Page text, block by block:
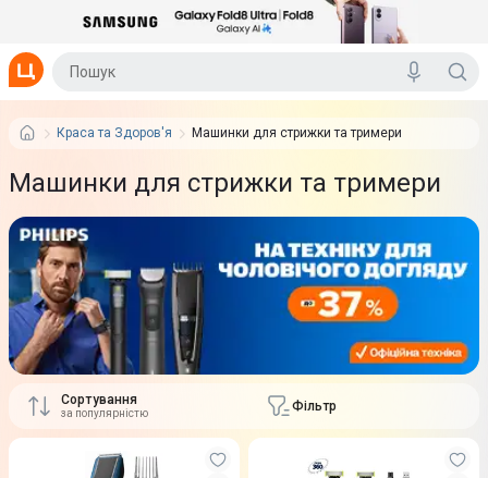
Краса та Здоров'я Машинки для стрижки та тримери
Машинки для стрижки та тримери
Сортування
за популярністю Фільтр